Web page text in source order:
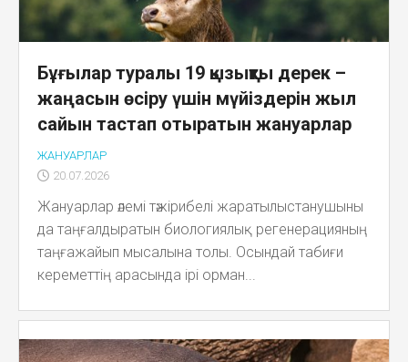
Бұғылар туралы 19 қызықты дерек –
жаңасын өсіру үшін мүйіздерін жыл
сайын тастап отыратын жануарлар
ЖАНУАРЛАР
20.07.2026
Жануарлар әлемі тәжірибелі жаратылыстанушыны
да таңғалдыратын биологиялық регенерацияның
таңғажайып мысалына толы. Осындай табиғи
кереметтің арасында ірі орман...